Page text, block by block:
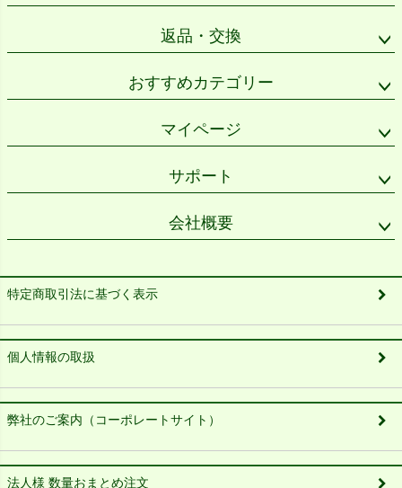
返品・交換
おすすめカテゴリー
マイページ
サポート
会社概要
特定商取引法に基づく表示
個人情報の取扱
弊社のご案内（コーポレートサイト）
法人様 数量おまとめ注文